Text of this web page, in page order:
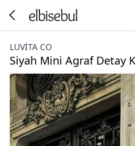
LUVITA CO
Siyah Mini Agraf Detay